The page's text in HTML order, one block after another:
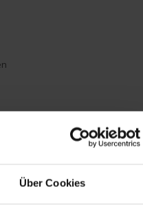
Über Cookies